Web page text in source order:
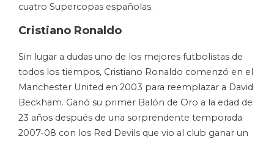
cuatro Supercopas españolas.
Cristiano Ronaldo
Sin lugar a dudas uno de los mejores futbolistas de
todos los tiempos, Cristiano Ronaldo comenzó en el
Manchester United en 2003 para reemplazar a David
Beckham. Ganó su primer Balón de Oro a la edad de
23 años después de una sorprendente temporada
2007-08 con los Red Devils que vio al club ganar un